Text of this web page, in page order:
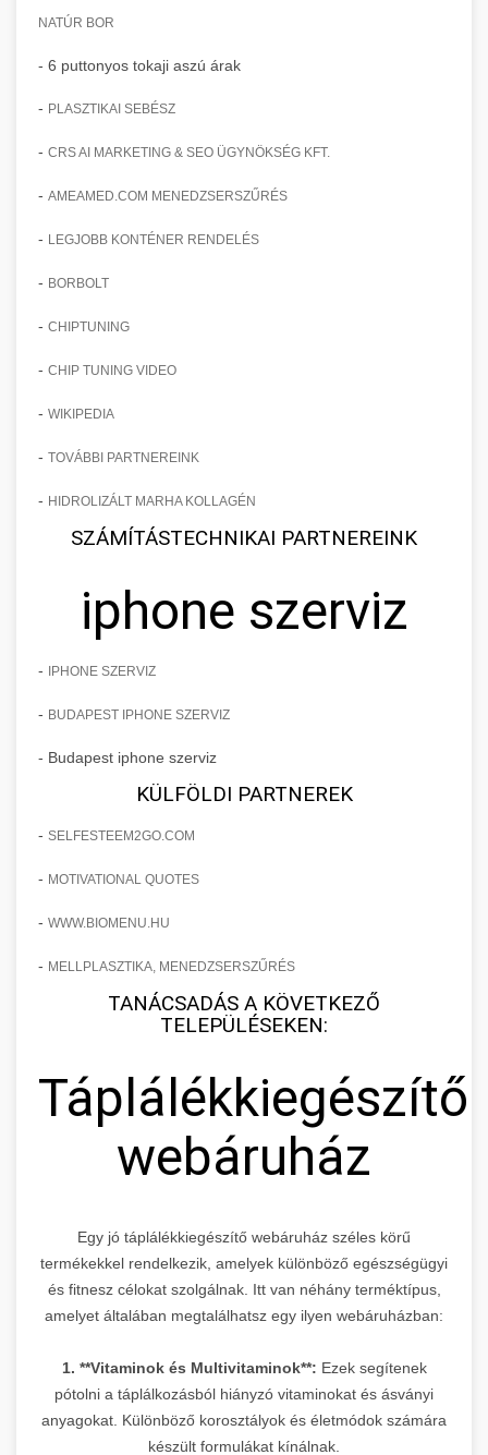
NATÚR BOR
- 6 puttonyos tokaji aszú árak
- PLASZTIKAI SEBÉSZ
- CRS AI MARKETING & SEO ÜGYNÖKSÉG KFT.
- AMEAMED.COM MENEDZSERSZŰRÉS
- LEGJOBB KONTÉNER RENDELÉS
- BORBOLT
- CHIPTUNING
- CHIP TUNING VIDEO
- WIKIPEDIA
- TOVÁBBI PARTNEREINK
- HIDROLIZÁLT MARHA KOLLAGÉN
SZÁMÍTÁSTECHNIKAI PARTNEREINK
iphone szerviz
- IPHONE SZERVIZ
- BUDAPEST IPHONE SZERVIZ
- Budapest iphone szerviz
KÜLFÖLDI PARTNEREK
- SELFESTEEM2GO.COM
- MOTIVATIONAL QUOTES
- WWW.BIOMENU.HU
- MELLPLASZTIKA, MENEDZSERSZŰRÉS
TANÁCSADÁS A KÖVETKEZŐ
TELEPÜLÉSEKEN:
Táplálékkiegészítő
webáruház
Egy jó táplálékkiegészítő webáruház széles körű
termékekkel rendelkezik, amelyek különböző egészségügyi
és fitnesz célokat szolgálnak. Itt van néhány terméktípus,
amelyet általában megtalálhatsz egy ilyen webáruházban:
1. **Vitaminok és Multivitaminok**: Ezek segítenek
pótolni a táplálkozásból hiányzó vitaminokat és ásványi
anyagokat. Különböző korosztályok és életmódok számára
készült formulákat kínálnak.